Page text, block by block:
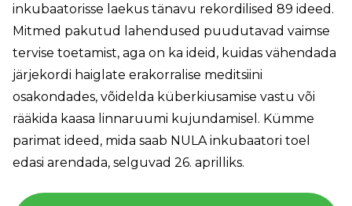
inkubaatorisse laekus tänavu rekordilised 89 ideed.
Mitmed pakutud lahendused puudutavad vaimse
tervise toetamist, aga on ka ideid, kuidas vähendada
järjekordi haiglate erakorralise meditsiini
osakondades, võidelda küberkiusamise vastu või
rääkida kaasa linnaruumi kujundamisel. Kümme
parimat ideed, mida saab NULA inkubaatori toel
edasi arendada, selguvad 26. aprilliks.